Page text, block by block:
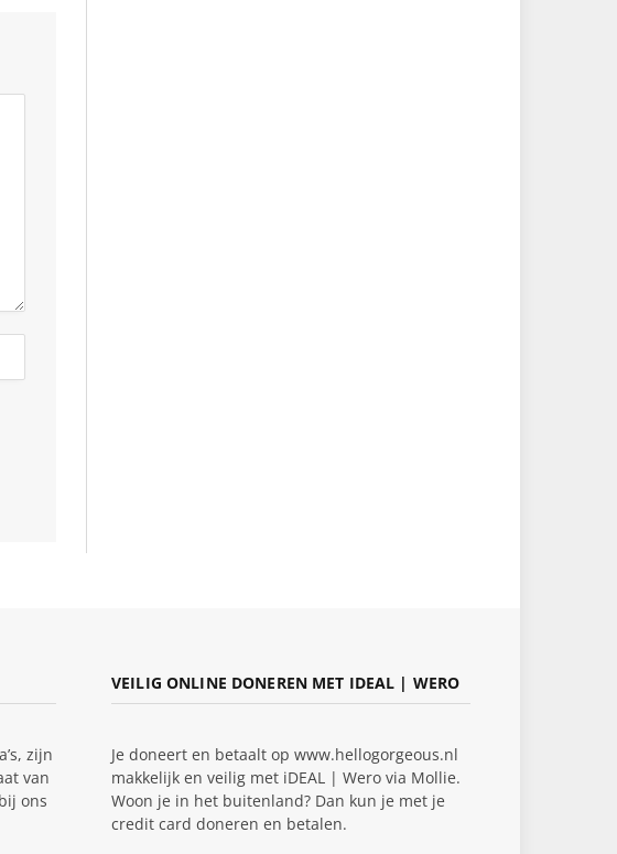
zijn
van
ons
VEILIG ONLINE DONEREN MET IDEAL | WERO
Je doneert en betaalt op www.hellogorgeous.nl
makkelijk en veilig met iDEAL | Wero via Mollie.
Woon je in het buitenland? Dan kun je met je
credit card doneren en betalen.